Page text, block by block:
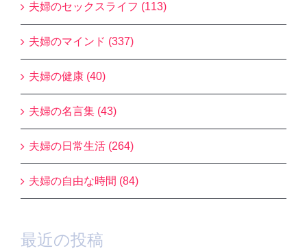
夫婦のセックスライフ (113)
夫婦のマインド (337)
夫婦の健康 (40)
夫婦の名言集 (43)
夫婦の日常生活 (264)
夫婦の自由な時間 (84)
最近の投稿